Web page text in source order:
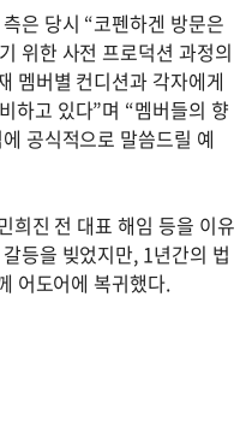
은 당시 “코펜하겐 방문은
위한 사전 프로덕션 과정의
멤버별 컨디션과 각자에게
하고 있다”며 “멤버들의 향
공식적으로 말씀드릴 예
희진 전 대표 해임 등을 이유
등을 빚었지만, 1년간의 법
어도어에 복귀했다.